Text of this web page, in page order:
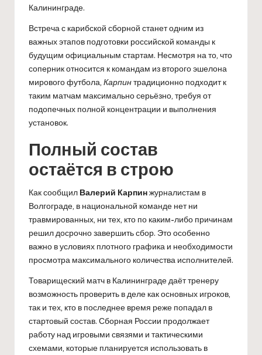
Калининграде.
Встреча с карибской сборной станет одним из
важных этапов подготовки российской команды к
будущим официальным стартам. Несмотря на то, что
соперник относится к командам из второго эшелона
мирового футбола, Карпинтрадиционно подходит к
таким матчам максимально серьёзно, требуя от
подопечных полной концентрации и выполнения
установок.
Полный состав
остаётся в строю
Как сообщил Валерий Карпинжурналистам в
Волгограде, в национальной команде нет ни
травмированных, ни тех, кто по каким-либо причинам
решил досрочно завершить сбор. Это особенно
важно в условиях плотного графика и необходимости
просмотра максимального количества исполнителей.
Товарищеский матч в Калининграде даёт тренеру
возможность проверить в деле как основных игроков,
так и тех, кто в последнее время реже попадал в
стартовый состав. Сборная России продолжает
работу над игровыми связями и тактическими
схемами, которые планируется использовать в